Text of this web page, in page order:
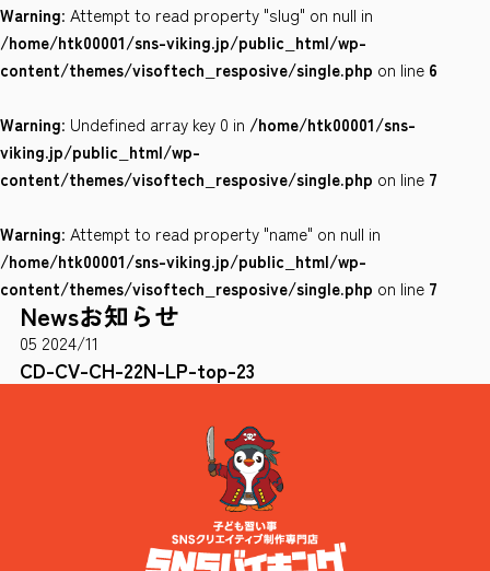
お気に入り
会社案内
サイトポリシー
0120-78-8169
［受付時間］ 9：00～18：00 ※土・日・祝祭日・年末年始は除く
お問い合わせはこちら
Warning: Attempt to read property "slug" on null in
/home/htk00001/sns-viking.jp/public_html/wp-
content/themes/visoftech_resposive/single.php on line 6
Warning: Undefined array key 0 in /home/htk00001/sns-
viking.jp/public_html/wp-
content/themes/visoftech_resposive/single.php on line 7
Warning: Attempt to read property "name" on null in
/home/htk00001/sns-viking.jp/public_html/wp-
content/themes/visoftech_resposive/single.php on line 7
Newsお知らせ
05 2024/11
CD-CV-CH-22N-LP-top-23